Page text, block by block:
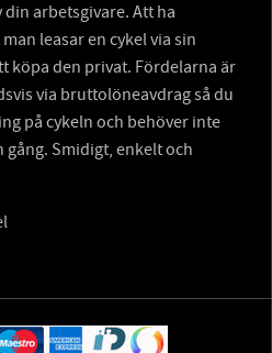
arbetsgivare. Att ha
leasar en cykel via sin
köpa den privat. Fördelarna är
via bruttolöneavdrag så du
på cykeln och behöver inte
gång. Smidigt, enkelt och